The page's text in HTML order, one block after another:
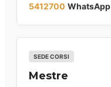
5412700 WhatsApp
SEDE CORSI
Mestre